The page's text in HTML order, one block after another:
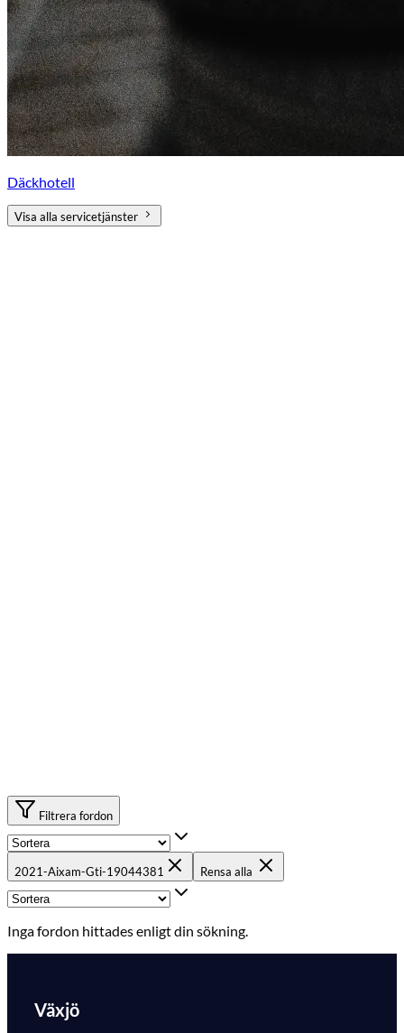
Däckhotell
Visa alla servicetjänster
Filtrera fordon
2021-Aixam-Gti-19044381 Rensa alla
Inga fordon hittades enligt din sökning.
Växjö